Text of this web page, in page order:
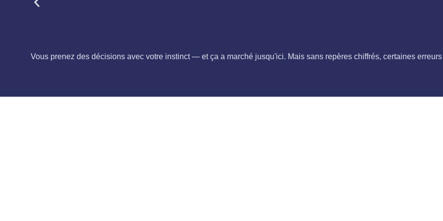
Vous prenez des décisions avec votre instinct — et ça a marché jusqu'ici. Mais sans repères chiffrés, certaines